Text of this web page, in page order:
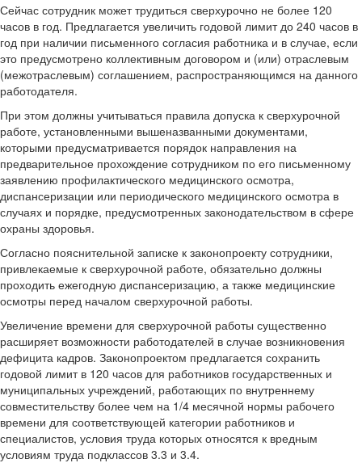
Сейчас сотрудник может трудиться сверхурочно не более 120
часов в год. Предлагается увеличить годовой лимит до 240 часов в
год при наличии письменного согласия работника и в случае, если
это предусмотрено коллективным договором и (или) отраслевым
(межотраслевым) соглашением, распространяющимся на данного
работодателя.
При этом должны учитываться правила допуска к сверхурочной
работе, установленными вышеназванными документами,
которыми предусматривается порядок направления на
предварительное прохождение сотрудником по его письменному
заявлению профилактического медицинского осмотра,
диспансеризации или периодического медицинского осмотра в
случаях и порядке, предусмотренных законодательством в сфере
охраны здоровья.
Согласно пояснительной записке к законопроекту сотрудники,
привлекаемые к сверхурочной работе, обязательно должны
проходить ежегодную диспансеризацию, а также медицинские
осмотры перед началом сверхурочной работы.
Увеличение времени для сверхурочной работы существенно
расширяет возможности работодателей в случае возникновения
дефицита кадров. Законопроектом предлагается сохранить
годовой лимит в 120 часов для работников государственных и
муниципальных учреждений, работающих по внутреннему
совместительству более чем на 1/4 месячной нормы рабочего
времени для соответствующей категории работников и
специалистов, условия труда которых относятся к вредным
условиям труда подклассов 3.3 и 3.4.